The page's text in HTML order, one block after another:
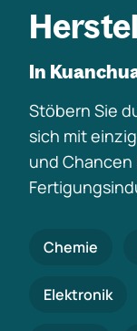
In
Stöbern Sie
sich mit
und
Chemie
Elektronik